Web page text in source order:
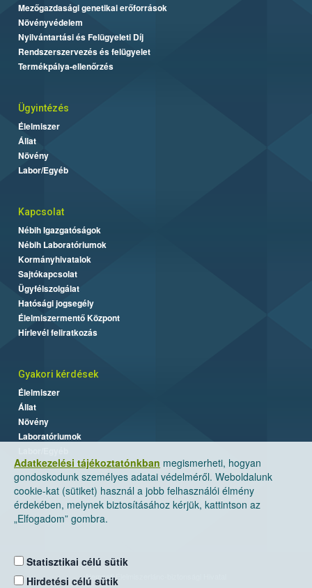
Adatkezelési tájékoztatónkban megismerheti, hogyan
gondoskodunk személyes adatai védelméről. Weboldalunk
cookie-kat (sütiket) használ a jobb felhasználói élmény
érdekében, melynek biztosításához kérjük, kattintson az
„Elfogadom” gombra.
Statisztikai célú sütik
Hirdetési célú sütik
Mezőgazdasági genetikai erőforrások
Növényvédelem
Nyilvántartási és Felügyeleti Díj
Rendszerszervezés és felügyelet
Termékpálya-ellenőrzés
Ügyintézés
Élelmiszer
Állat
Növény
Labor/Egyéb
Kapcsolat
Nébih Igazgatóságok
Nébih Laboratóriumok
Kormányhivatalok
Sajtókapcsolat
Ügyfélszolgálat
Hatósági jogsegély
Élelmiszermentő Központ
Hírlevél feliratkozás
Gyakori kérdések
Élelmiszer
Állat
Növény
Laboratóriumok
Nemzeti Élelmiszerlánc-biztonsági Hivatal